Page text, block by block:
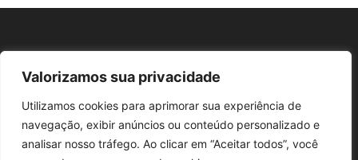
Valorizamos sua privacidade
Utilizamos cookies para aprimorar sua experiência de
navegação, exibir anúncios ou conteúdo personalizado e
analisar nosso tráfego. Ao clicar em “Aceitar todos”, você
Repórter AM